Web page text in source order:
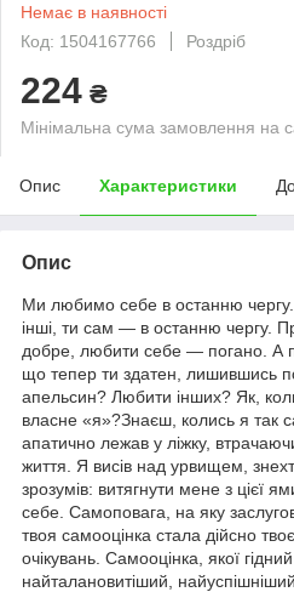
Немає в наявності
Код: 1504167766
Роздріб
224 ₴
Мінімальна сума замовлення на
Опис Характеристики
Опис
Ми любимо себе в останню
інші, ти сам — в останню чергу.
добре, любити себе — погано. А
що тепер ти здатен, лишившись
апельсин? Любити інших? Як,
власне «я»?Знаєш, колись я так
апатично лежав у ліжку,
життя. Я висів над урвищем,
зрозумів: витягнути мене з цієї
себе. Самоповага, на яку
твоя самооцінка стала дійсно
очікувань. Самооцінка, якої
найталановитіший,